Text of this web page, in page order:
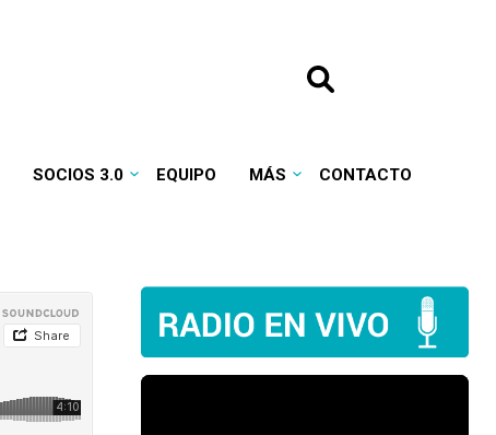
SOCIOS 3.0 EQUIPO MÁS CONTACTO